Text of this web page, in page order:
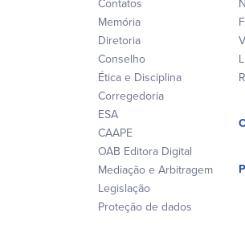
Contatos
Memória
Diretoria
Conselho
Ética e Disciplina
Corregedoria
ESA
CAAPE
OAB Editora Digital
Mediação e Arbitragem
Legislação
Proteção de dados